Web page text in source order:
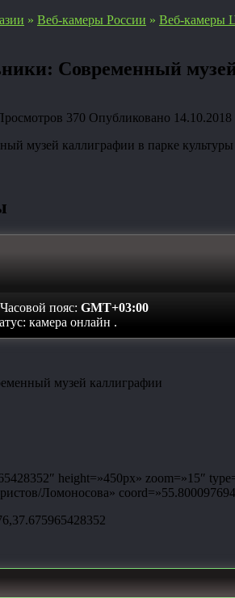
» Веб-камеры России » Веб-камеры
Современный
370 Опубликовано 14.10.2018
музей каллиграфии в парке
пояс: GMT+03:00
камера онлайн .
height=»450px» zoom=»15″
Ломоносова»